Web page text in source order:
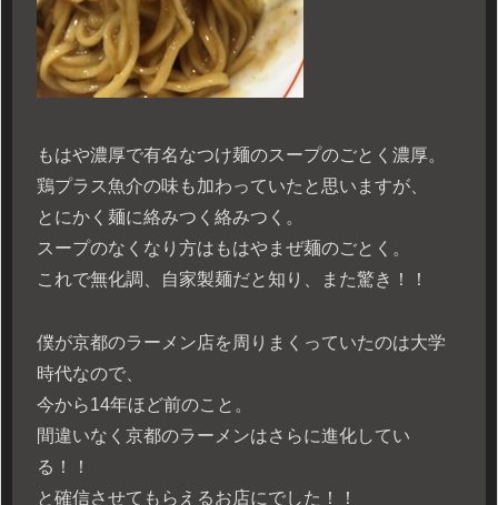
もはや濃厚で有名なつけ麺のスープのごとく濃厚。
鶏プラス魚介の味も加わっていたと思いますが、
とにかく麺に絡みつく絡みつく。
スープのなくなり方はもはやまぜ麺のごとく。
これで無化調、自家製麺だと知り、また驚き！！
僕が京都のラーメン店を周りまくっていたのは大学
時代なので、
今から14年ほど前のこと。
間違いなく京都のラーメンはさらに進化してい
る！！
と確信させてもらえるお店にでした！！